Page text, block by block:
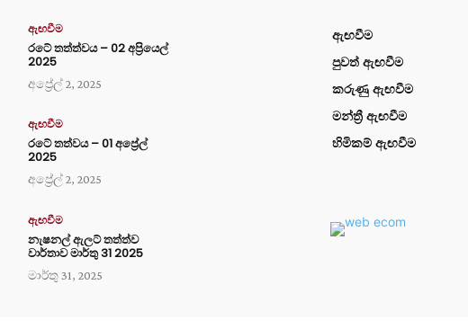
ඇඟවීම
රටේ තත්ත්වය – 02 අප්‍රියෙල්
2025
අප්‍රේල් 2, 2025
ඇඟවීම
රටේ තත්වය – 01 අප්‍රේල්
2025
අප්‍රේල් 2, 2025
ඇඟවීම
නැෂනල් ඇලට් තත්ත්ව
වාර්තාව මාර්තු 31 2025
මාර්තු 31, 2025
ඇඟවීම
පුවත් ඇඟවීම
කරුණු ඇඟවීම
මන්ත්‍රී ඇඟවීම
හිමිකම් ඇඟවීම